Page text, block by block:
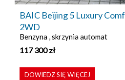
BAIC Beijing 5 Luxury
2WD
Benzyna , skrzynia automat
117 300zł
DOWIEDZ SIĘ WIĘCEJ